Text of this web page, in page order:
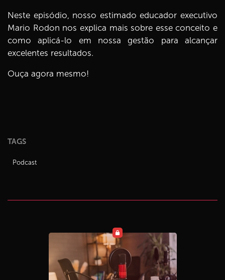
Neste episódio, nosso estimado educador executivo
Mario Rodon nos explica mais sobre esse conceito e
como aplicá-lo em nossa gestão para alcançar
excelentes resultados.
Ouça agora mesmo!
TAGS
Podcast